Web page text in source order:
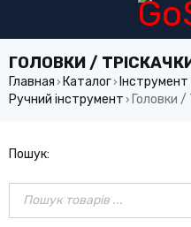
ГОЛОВКИ /
Главная › Каталог›
Ручний інструмент › Головки /
Пошук: